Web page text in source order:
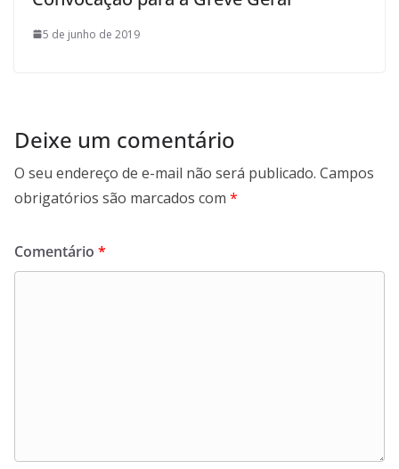
5 de junho de 2019
Deixe um comentário
O seu endereço de e-mail não será publicado. Campos
obrigatórios são marcados com *
Comentário *